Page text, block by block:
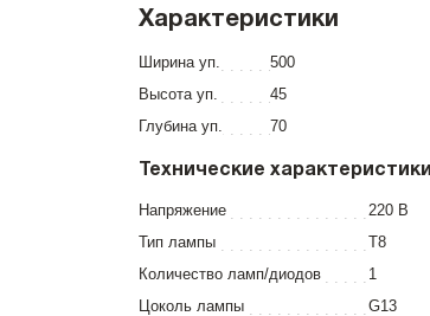
Характеристики
Ширина уп.
500
Высота уп.
45
Глубина уп.
70
Технические характеристики
Напряжение
220 В
Тип лампы
T8
Количество ламп/диодов
1
Цоколь лампы
G13